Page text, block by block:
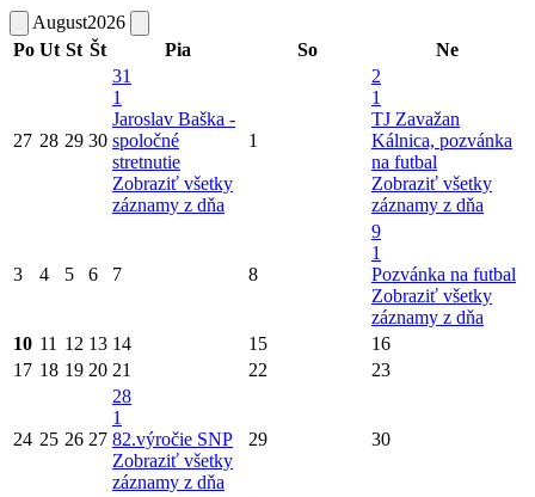
August2026
Po Ut St Št Pia So Ne
27 28 29 30
31
1
Jaroslav Baška -
spoločné
stretnutie
Zobraziť všetky
záznamy z dňa
1
2
1
TJ Zavažan
Kálnica, pozvánka
na futbal
Zobraziť všetky
záznamy z dňa
3 4 5 6 7 8
9
1
Pozvánka na futbal
Zobraziť všetky
záznamy z dňa
10 11 12 13 14 15
16
17 18 19 20 21 22 23
24 25 26 27
28
1
82.výročie SNP
Zobraziť všetky
záznamy z dňa
29 30